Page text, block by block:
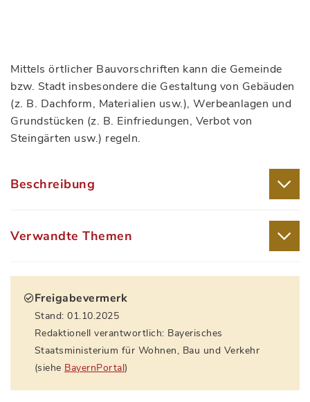
Mittels örtlicher Bauvorschriften kann die Gemeinde
bzw. Stadt insbesondere die Gestaltung von Gebäuden
(z. B. Dachform, Materialien usw.), Werbeanlagen und
Grundstücken (z. B. Einfriedungen, Verbot von
Steingärten usw.) regeln.
Beschreibung
Verwandte Themen
Freigabevermerk
Stand: 01.10.2025
Redaktionell verantwortlich: Bayerisches
Staatsministerium für Wohnen, Bau und Verkehr
(siehe BayernPortal)